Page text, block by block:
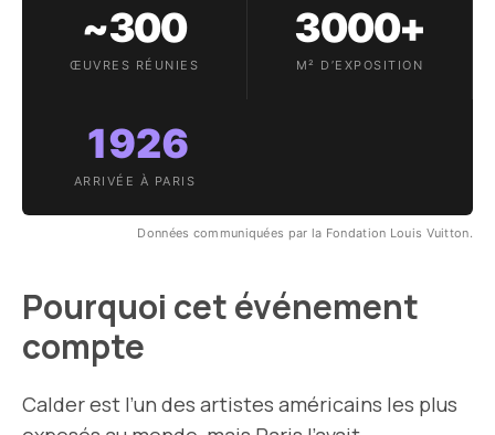
~300
ŒUVRES RÉUNIES
3 000+
M² D’EXPOSITION
1926
ARRIVÉE À PARIS
Données communiquées par la Fondation Louis Vuitton.
Pourquoi cet événement
compte
Calder est l’un des artistes américains les plus